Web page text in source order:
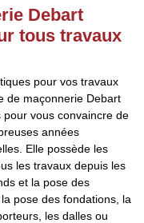
Debart
tous travaux
pour vos travaux
de maçonnerie Debart
pour vous convaincre de
années
Elle possède les
les travaux depuis les
et la pose des
pose des fondations, la
les dalles ou